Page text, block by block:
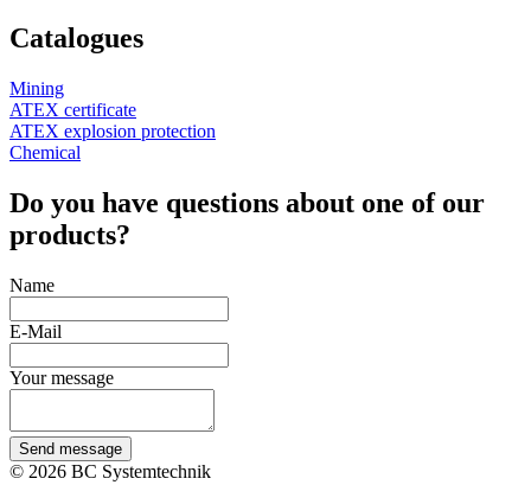
Catalogues
Mining
ATEX certificate
ATEX explosion protection
Chemical
Do you have questions about one of our
products?
Name
E-Mail
Your message
Send message
© 2026 BC Systemtechnik